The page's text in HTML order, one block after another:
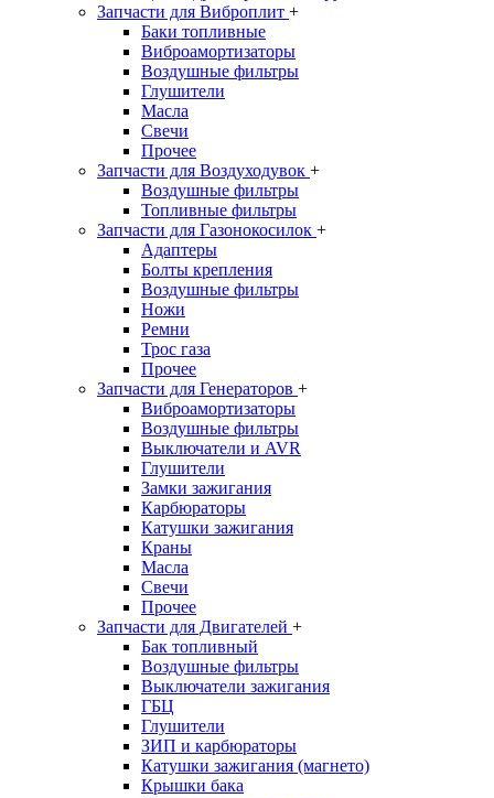
Запчасти для Виброплит +
Баки топливные
Виброамортизаторы
Воздушные фильтры
Глушители
Масла
Свечи
Прочее
Запчасти для Воздуходувок +
Воздушные фильтры
Топливные фильтры
Запчасти для Газонокосилок +
Адаптеры
Болты крепления
Воздушные фильтры
Ножи
Ремни
Трос газа
Прочее
Запчасти для Генераторов +
Виброамортизаторы
Воздушные фильтры
Выключатели и AVR
Глушители
Замки зажигания
Карбюраторы
Катушки зажигания
Краны
Масла
Свечи
Прочее
Запчасти для Двигателей +
Бак топливный
Воздушные фильтры
Выключатели зажигания
ГБЦ
Глушители
ЗИП и карбюраторы
Катушки зажигания (магнето)
Крышки бака